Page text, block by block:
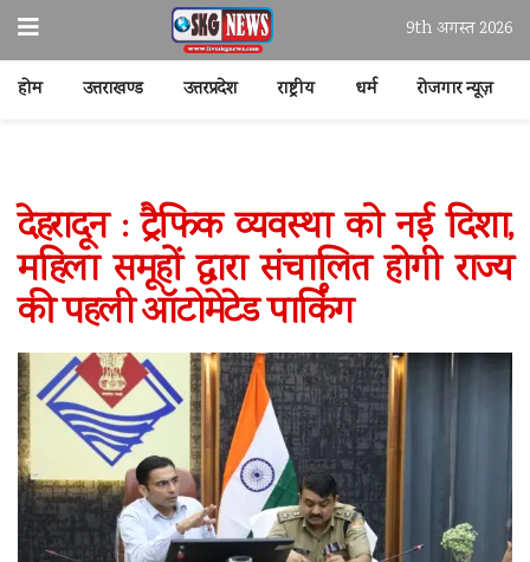
9th अगस्त 2026
होम उत्तराखण्ड उत्तरप्रदेश राष्ट्रीय धर्म रोजगार न्यूज़
देहरादून : ट्रैफिक व्यवस्था को नई दिशा,
महिला समूहों द्वारा संचालित होगी राज्य
की पहली ऑटोमेटेड पार्किंग